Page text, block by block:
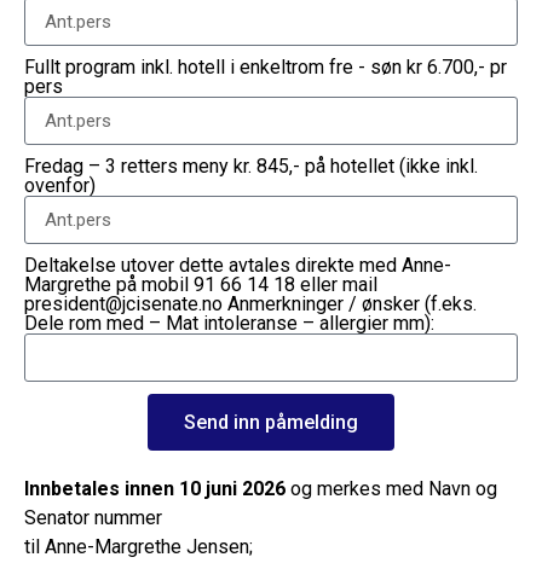
Fullt program inkl. hotell i enkeltrom fre - søn kr 6.700,- pr
pers
Fredag – 3 retters meny kr. 845,- på hotellet (ikke inkl.
ovenfor)
Deltakelse utover dette avtales direkte med Anne-
Margrethe på mobil 91 66 14 18 eller mail
president@jcisenate.no Anmerkninger / ønsker (f.eks.
Dele rom med – Mat intoleranse – allergier mm):
Send inn påmelding
Innbetales innen 10 juni 2026 og merkes med Navn og
Senator nummer
til Anne-Margrethe Jensen;